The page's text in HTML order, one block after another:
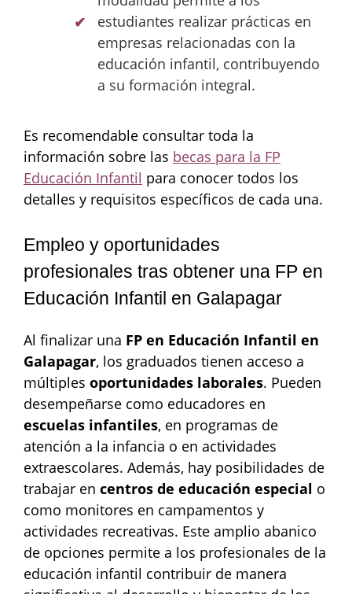
estudiantes realizar prácticas en
empresas relacionadas con la
educación infantil, contribuyendo
a su formación integral.
Es recomendable consultar toda la
información sobre las becas para la FP
Educación Infantil para conocer todos los
detalles y requisitos específicos de cada una.
Empleo y oportunidades
profesionales tras obtener una FP en
Educación Infantil en Galapagar
Al finalizar una FP en Educación Infantil en
Galapagar, los graduados tienen acceso a
múltiples oportunidades laborales. Pueden
desempeñarse como educadores en
escuelas infantiles, en programas de
atención a la infancia o en actividades
extraescolares. Además, hay posibilidades de
trabajar en centros de educación especial o
como monitores en campamentos y
actividades recreativas. Este amplio abanico
de opciones permite a los profesionales de la
educación infantil contribuir de manera